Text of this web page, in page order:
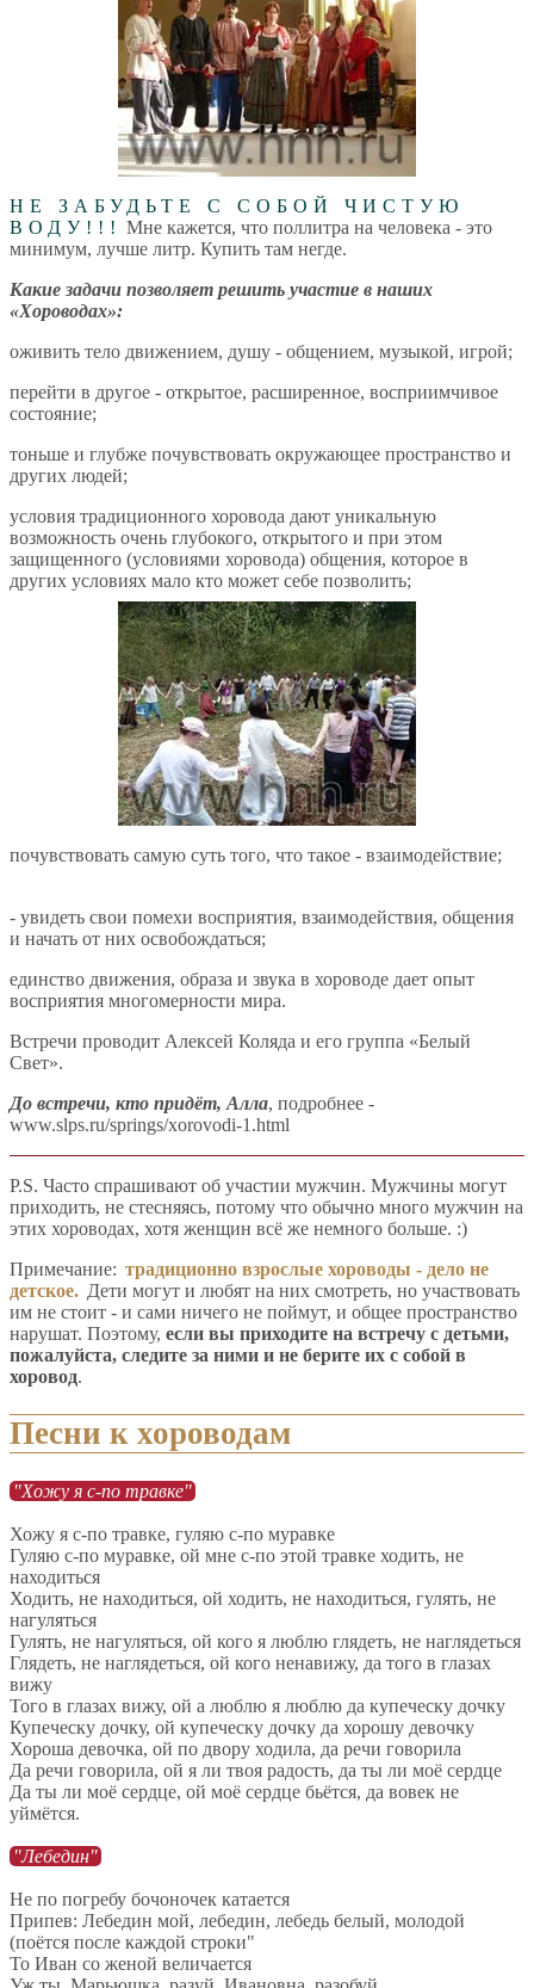
НЕ ЗАБУДЬТЕ С СОБОЙ ЧИСТУЮ
ВОДУ!!! Мне кажется, что поллитра на человека - это
минимум, лучше литр. Купить там негде.
Какие задачи позволяет решить участие в наших
«Хороводах»:
оживить тело движением, душу - общением, музыкой, игрой;
перейти в другое - открытое, расширенное, восприимчивое
состояние;
тоньше и глубже почувствовать окружающее пространство и
других людей;
условия традиционного хоровода дают уникальную
возможность очень глубокого, открытого и при этом
защищенного (условиями хоровода) общения, которое в
других условиях мало кто может себе позволить;
почувствовать самую суть того, что такое - взаимодействие;
- увидеть свои помехи восприятия, взаимодействия, общения
и начать от них освобождаться;
единство движения, образа и звука в хороводе дает опыт
восприятия многомерности мира.
Встречи проводит Алексей Коляда и его группа «Белый
Свет».
До встречи, кто придёт, Алла, подробнее -
www.slps.ru/springs/xorovodi-1.html
P.S. Часто спрашивают об участии мужчин. Мужчины могут
приходить, не стесняясь, потому что обычно много мужчин на
этих хороводах, хотя женщин всё же немного больше. :)
Примечание: традиционно взрослые хороводы - дело не
детское. Дети могут и любят на них смотреть, но участвовать
им не стоит - и сами ничего не поймут, и общее пространство
нарушат. Поэтому, если вы приходите на встречу с детьми,
пожалуйста, следите за ними и не берите их с собой в
хоровод.
Песни к хороводам
"Хожу я с-по травке"
Хожу я с-по травке, гуляю с-по муравке
Гуляю с-по муравке, ой мне с-по этой травке ходить, не
находиться
Ходить, не находиться, ой ходить, не находиться, гулять, не
нагуляться
Гулять, не нагуляться, ой кого я люблю глядеть, не наглядеться
Глядеть, не наглядеться, ой кого ненавижу, да того в глазах
вижу
Того в глазах вижу, ой а люблю я люблю да купеческу дочку
Купеческу дочку, ой купеческу дочку да хорошу девочку
Хороша девочка, ой по двору ходила, да речи говорила
Да речи говорила, ой я ли твоя радость, да ты ли моё сердце
Да ты ли моё сердце, ой моё сердце бьётся, да вовек не
уймётся.
"Лебедин"
Не по погребу бочоночек катается
Припев: Лебедин мой, лебедин, лебедь белый, молодой
(поётся после каждой строки"
То Иван со женой величается